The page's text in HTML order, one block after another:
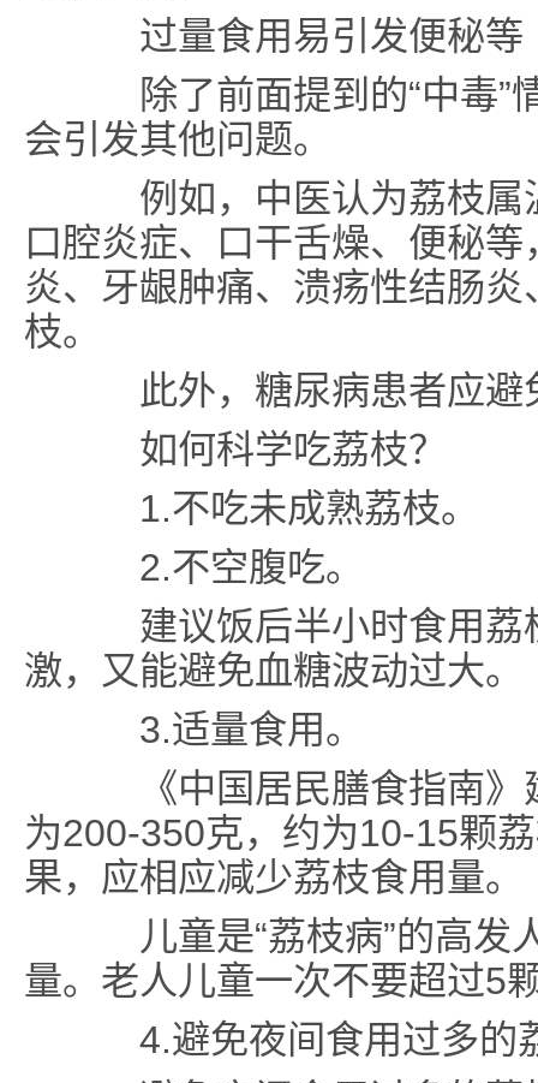
过量食用易引发便秘等
除了前面提到的“中毒”
会引发其他问题。
例如，中医认为荔枝属
口腔炎症、口干舌燥、便秘
炎、牙龈肿痛、溃疡性结肠
枝。
此外，糖尿病患者应避
如何科学吃荔枝？
1.不吃未成熟荔枝。
2.不空腹吃。
建议饭后半小时食用荔
激，又能避免血糖波动过大。
3.适量食用。
《中国居民膳食指南》
为200-350克，约为10-15颗
果，应相应减少荔枝食用量。
儿童是“荔枝病”的高发
量。老人儿童一次不要超过5
4.避免夜间食用过多的